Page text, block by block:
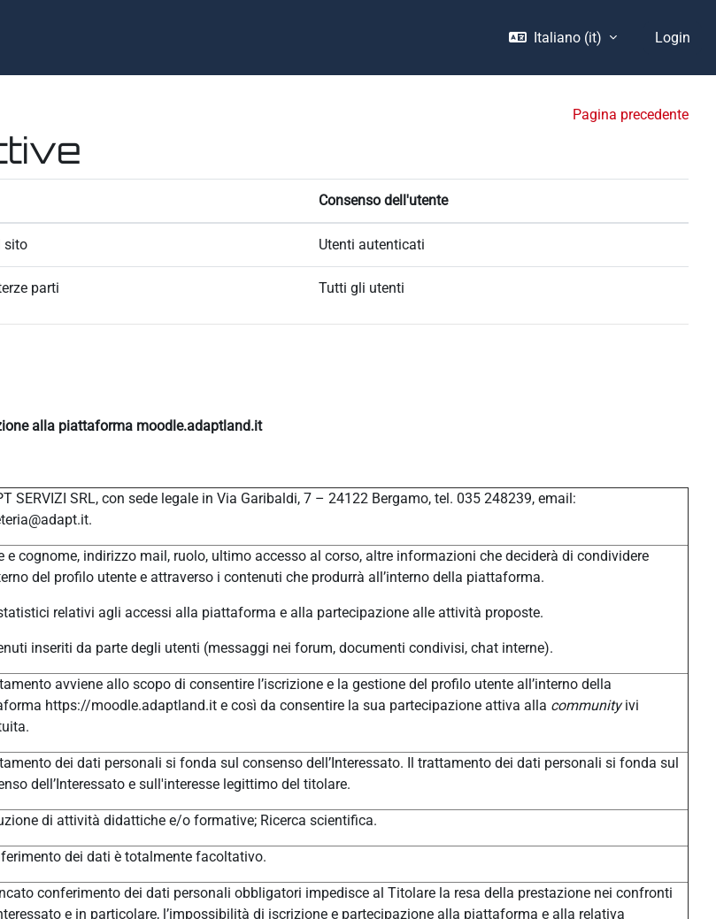
Italiano ‎(it)‎ Login
Pagina precedente
Consenso dell'utente
sito Utenti autenticati
parti Tutti gli utenti
alla piattaforma moodle.adaptland.it
SERVIZI SRL, con sede legale in Via Garibaldi, 7 – 24122 Bergamo, tel. 035 248239, email:
e cognome, indirizzo mail, ruolo, ultimo accesso al corso, altre informazioni che deciderà di condividere
del profilo utente e attraverso i contenuti che produrrà all’interno della piattaforma.
relativi agli accessi alla piattaforma e alla partecipazione alle attività proposte.
inseriti da parte degli utenti (messaggi nei forum, documenti condivisi, chat interne).
avviene allo scopo di consentire l’iscrizione e la gestione del profilo utente all’interno della
https://moodle.adaptland.it e così da consentire la sua partecipazione attiva alla communityivi
dei dati personali si fonda sul consenso dell’Interessato. Il trattamento dei dati personali si fonda sul
dell’Interessato e sull'interesse legittimo del titolare.
di attività didattiche e/o formative; Ricerca scientifica.
dei dati è totalmente facoltativo.
conferimento dei dati personali obbligatori impedisce al Titolare la resa della prestazione nei confronti
e in particolare, l’impossibilità di iscrizione e partecipazione alla piattaforma e alla relativa